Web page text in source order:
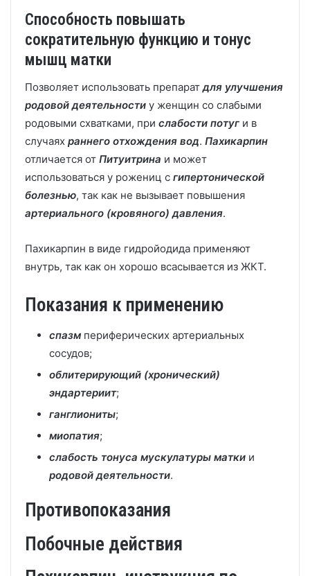
Способность повышать
сократительную функцию и тонус
мышц матки
Позволяет использовать препаратдля улучшения
родовой деятельности у женщин со слабыми
родовыми схватками, при слабости потуг и в
случаях раннего отхождения вод. Пахикарпин
отличается от Питуитрина и может
использоваться у рожениц с гипертонической
болезнью, так как не вызывает повышения
артериального (кровяного) давления.
Пахикарпин в виде гидройодида применяют
внутрь, так как он хорошо всасывается из ЖКТ.
Показания к применению
спазм периферических артериальных
сосудов;
облитерирующий (хронический)
эндартериит;
ганглиониты;
миопатия;
слабость тонуса мускулатуры матки и
родовой деятельности.
Противопоказания
Побочные действия